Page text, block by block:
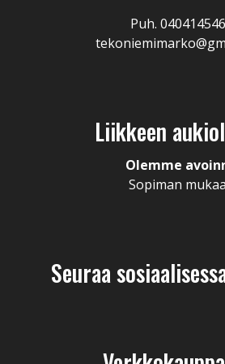
Puh.
Liikkeen
Olemme
Sopiman
Seuraa